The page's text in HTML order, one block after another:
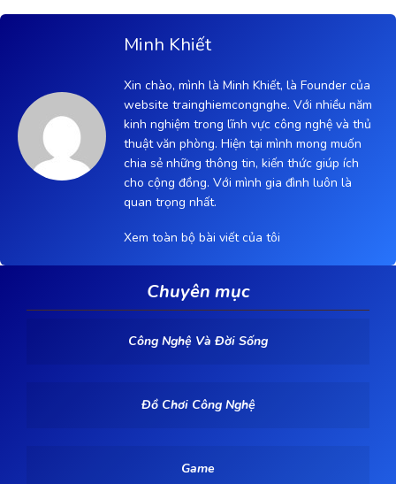
Minh Khiết
Xin chào, mình là Minh Khiết, là Founder của
website trainghiemcongnghe. Với nhiều năm
kinh nghiệm trong lĩnh vực công nghệ và thủ
thuật văn phòng. Hiện tại mình mong muốn
chia sẻ những thông tin, kiến thức giúp ích
cho cộng đồng. Với mình gia đình luôn là
quan trọng nhất.
Xem toàn bộ bài viết của tôi
Chuyên mục
Công Nghệ Và Đời Sống
Đồ Chơi Công Nghệ
Game